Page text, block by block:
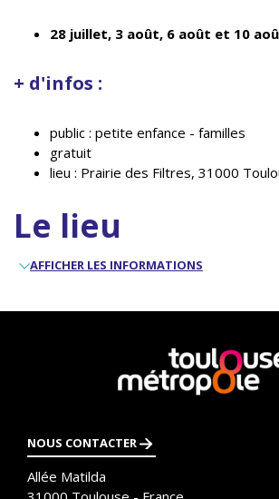
28 juillet, 3 août, 6 août et 10
+ d'infos :
public : petite enfance - familles
gratuit
lieu : Prairie des Filtres, 31000
Le lieu
AFFICHER LES INFORMATIONS
En
savoir
plus
NOUS CONTACTER
Allée Matilda